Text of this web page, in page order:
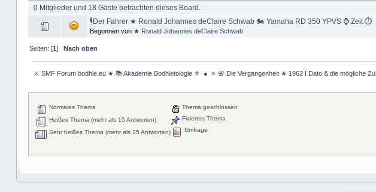
0 Mitglieder und 18 Gäste betrachten dieses Board.
🕴Der Fahrer ★ Ronald Johannes deClaire Schwab 🏍️ Yamaha RD 350 YPVS ⌚️ Zeit ⏱️
Begonnen von ★ Ronald Johannes deClaire Schwab
Seiten: [1]Nach oben
⚔ SMF Forum bodhie.eu ★ 📚 Akademie Bodhietologie ⚜  ● » 📇 Die Vergangenheit ★ 1962 Ï Dato & die mögliche
Normales Thema
Heißes Thema (mehr als 15 Antworten)
Sehr heißes Thema (mehr als 25 Antworten)
Thema geschlossen
Fixiertes Thema
Umfrage